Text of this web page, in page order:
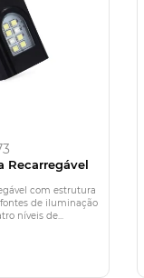
Recarregável
com estrutura
de iluminação
níveis de...